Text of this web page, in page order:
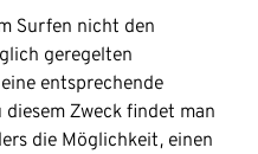
Surfen nicht den
geregelten
entsprechende
diesem Zweck findet man
die Möglichkeit, einen